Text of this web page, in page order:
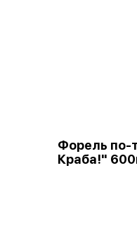
Форель по-
Краба!"